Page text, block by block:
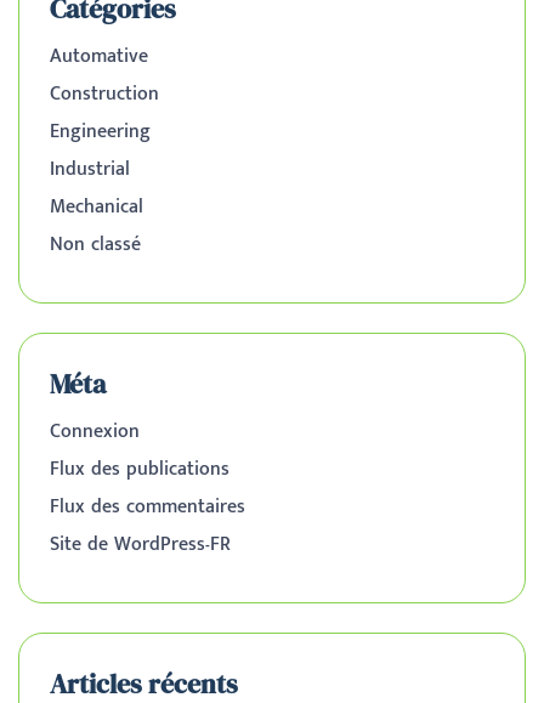
Catégories
Automative
Construction
Engineering
Industrial
Mechanical
Non classé
Méta
Connexion
Flux des publications
Flux des commentaires
Site de WordPress-FR
Articles récents